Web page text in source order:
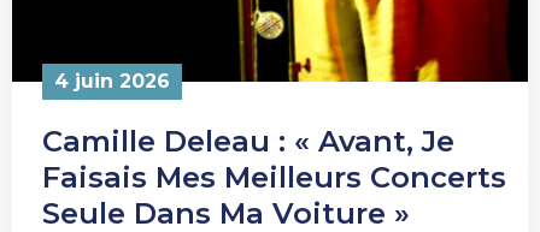
4 juin 2026
Camille Deleau : « Avant, Je
Faisais Mes Meilleurs Concerts
Seule Dans Ma Voiture »